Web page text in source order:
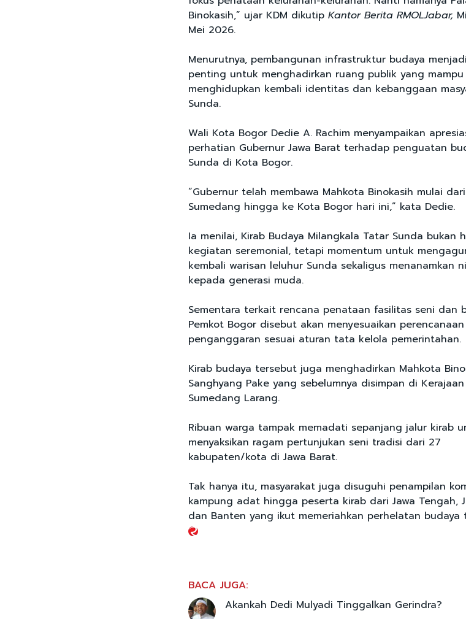
Binokasih,” ujar KDM dikutip Kantor Berita RMOLJabar,
Mei 2026.
Menurutnya, pembangunan infrastruktur budaya
penting untuk menghadirkan ruang publik yang mampu
menghidupkan kembali identitas dan kebanggaan
Sunda.
Wali Kota Bogor Dedie A. Rachim menyampaikan
perhatian Gubernur Jawa Barat terhadap penguatan
Sunda di Kota Bogor.
“Gubernur telah membawa Mahkota Binokasih mulai dari
Sumedang hingga ke Kota Bogor hari ini,” kata Dedie.
Ia menilai, Kirab Budaya Milangkala Tatar Sunda bukan
kegiatan seremonial, tetapi momentum untuk
kembali warisan leluhur Sunda sekaligus menanamkan
kepada generasi muda.
Sementara terkait rencana penataan fasilitas seni dan
Pemkot Bogor disebut akan menyesuaikan
penganggaran sesuai aturan tata kelola pemerintahan.
Kirab budaya tersebut juga menghadirkan Mahkota
Sanghyang Pake yang sebelumnya disimpan di Kerajaan
Sumedang Larang.
Ribuan warga tampak memadati sepanjang jalur kirab
menyaksikan ragam pertunjukan seni tradisi dari 27
kabupaten/kota di Jawa Barat.
Tak hanya itu, masyarakat juga disuguhi penampilan
kampung adat hingga peserta kirab dari Jawa Tengah,
dan Banten yang ikut memeriahkan perhelatan budaya
BACA JUGA:
Akankah Dedi Mulyadi Tinggalkan Gerindra?